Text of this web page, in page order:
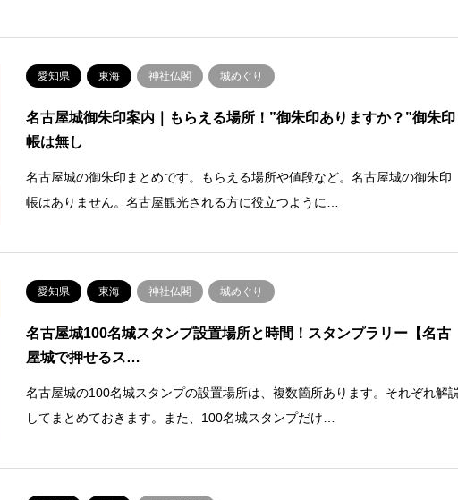
愛知県 東海 神社仏閣 城めぐり
名古屋城御朱印案内｜もらえる場所！”御朱印ありますか？”御朱印
帳は無し
名古屋城の御朱印まとめです。もらえる場所や値段など。名古屋城の御朱印
帳はありません。名古屋観光される方に役立つように…
愛知県 東海 神社仏閣 城めぐり
名古屋城100名城スタンプ設置場所と時間！スタンプラリー【名古
屋城で押せるス…
名古屋城の100名城スタンプの設置場所は、複数箇所あります。それぞれ解
してまとめておきます。また、100名城スタンプだけ…